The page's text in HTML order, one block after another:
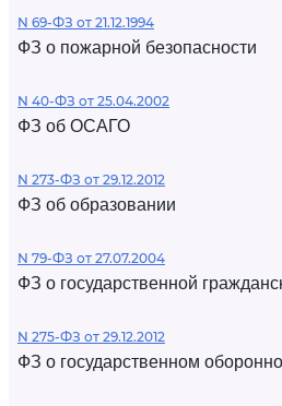
N 69-ФЗ от 21.12.1994
ФЗ о пожарной безопасности
N 40-ФЗ от 25.04.2002
ФЗ об ОСАГО
N 273-ФЗ от 29.12.2012
ФЗ об образовании
N 79-ФЗ от 27.07.2004
ФЗ о государственной
N 275-ФЗ от 29.12.2012
ФЗ о государственном